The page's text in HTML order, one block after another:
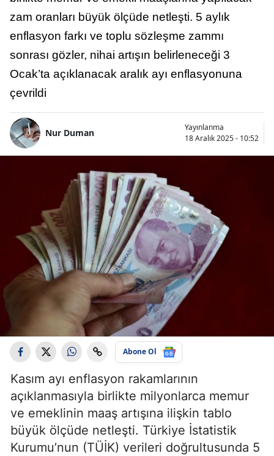
zam oranları büyük ölçüde netleşti. 5 aylık
enflasyon farkı ve toplu sözleşme zammı
sonrası gözler, nihai artışın belirleneceği 3
Ocak’ta açıklanacak aralık ayı enflasyonuna
çevrildi
Nur Duman
Yayınlanma
18 Aralık 2025 - 10:52
Abone Ol
Kasım ayı enflasyon rakamlarının
açıklanmasıyla birlikte milyonlarca memur
ve emeklinin maaş artışına ilişkin tablo
büyük ölçüde netleşti. Türkiye İstatistik
Kurumu’nun (TÜİK) verileri doğrultusunda 5